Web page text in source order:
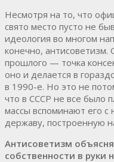
Несмотря на то, что
свято место пусто не
идеология во многом
конечно, антисоветизм.
прошлого — точка
оно и делается в
в 1990-е. Но это не
что в СССР не все было
массы вспоминают его с
державу, построенную
Антисоветизм
собственности в руки